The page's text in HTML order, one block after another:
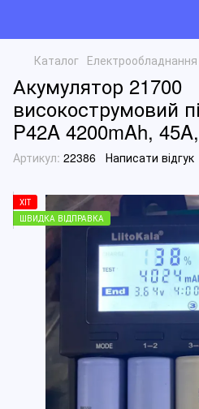
Каталог Електрообладнання
Акумулятор 21700
високострумовий
P42A 4200mAh,
Артикул: 22386 Написати відгук
ХІТ
ШВИДКА ВІДПРАВКА